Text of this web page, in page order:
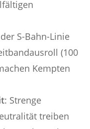
S-Bahn-Linie
(100
Kempten
: Strenge
treiben